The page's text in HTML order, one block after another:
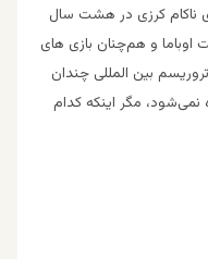
ناکام کرزی در هشت سال
و هم‌چنان بازی های
بین المللی چندان
در سال۲۰۱۰ دیده نمی‌شود، مگر اینکه کدام